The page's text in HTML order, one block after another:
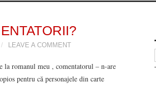
LEAVE A COMMENT
la romanul meu , comentatorul – n-are
pentru că personajele din carte